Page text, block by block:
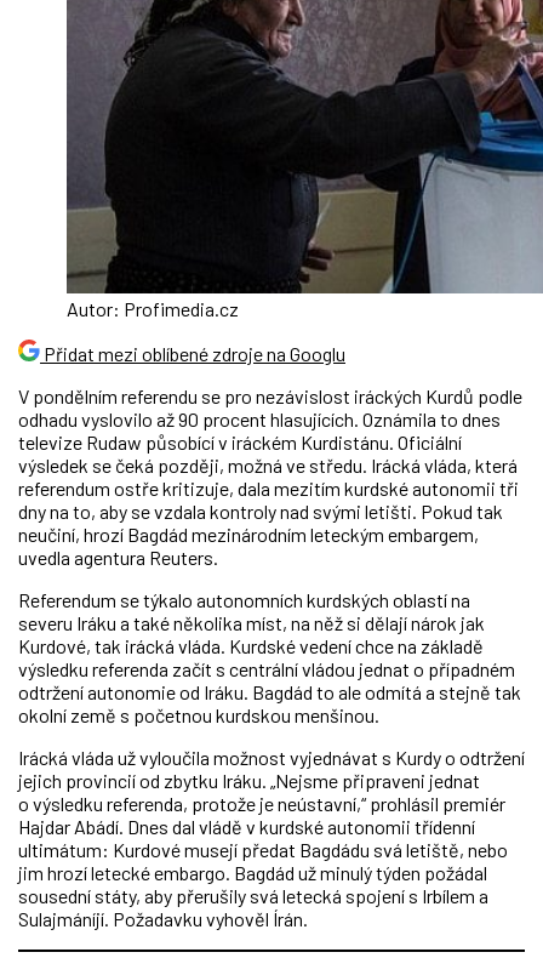
Autor: Profimedia.cz
Přidat mezi oblíbené zdroje na Googlu
V pondělním referendu se pro nezávislost iráckých Kurdů podle
odhadu vyslovilo až 90 procent hlasujících. Oznámila to dnes
televize Rudaw působící v iráckém Kurdistánu. Oficiální
výsledek se čeká později, možná ve středu. Irácká vláda, která
referendum ostře kritizuje, dala mezitím kurdské autonomii tři
dny na to, aby se vzdala kontroly nad svými letišti. Pokud tak
neučiní, hrozí Bagdád mezinárodním leteckým embargem,
uvedla agentura Reuters.
Referendum se týkalo autonomních kurdských oblastí na
severu Iráku a také několika míst, na něž si dělají nárok jak
Kurdové, tak irácká vláda. Kurdské vedení chce na základě
výsledku referenda začít s centrální vládou jednat o případném
odtržení autonomie od Iráku. Bagdád to ale odmítá a stejně tak
okolní země s početnou kurdskou menšinou.
Irácká vláda už vyloučila možnost vyjednávat s Kurdy o odtržení
jejich provincií od zbytku Iráku. „Nejsme připraveni jednat
o výsledku referenda, protože je neústavní,“ prohlásil premiér
Hajdar Abádí. Dnes dal vládě v kurdské autonomii třídenní
ultimátum: Kurdové musejí předat Bagdádu svá letiště, nebo
jim hrozí letecké embargo. Bagdád už minulý týden požádal
sousední státy, aby přerušily svá letecká spojení s Irbílem a
Sulajmáníjí. Požadavku vyhověl Írán.